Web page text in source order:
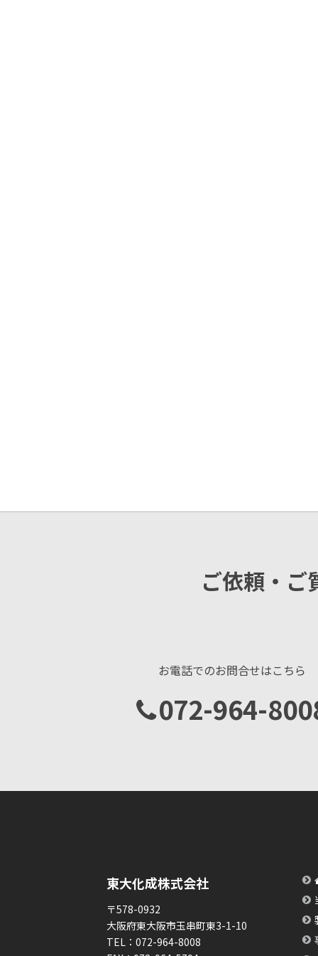
ご依頼・ご
お電話でのお問合せはこちら
072-964-
東大化成株式会社
〒578-0932
大阪府東大阪市玉串町東3-1-10
TEL： 072-964-8008